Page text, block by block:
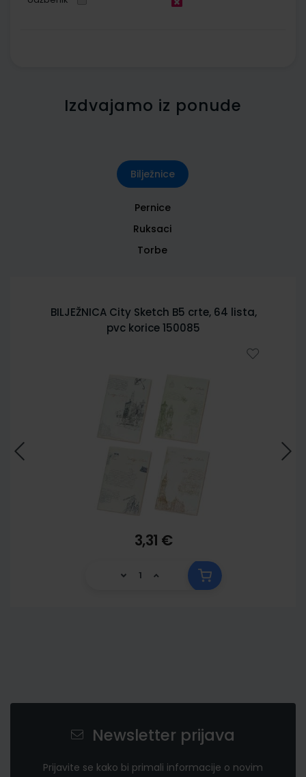
Izdvajamo iz ponude
Bilježnice
Pernice
Ruksaci
Torbe
BILJEŽNICA City Sketch B5 crte, 64 lista,
pvc korice 150085
3,31 €
Newsletter prijava
Prijavite se kako bi primali informacije o novim